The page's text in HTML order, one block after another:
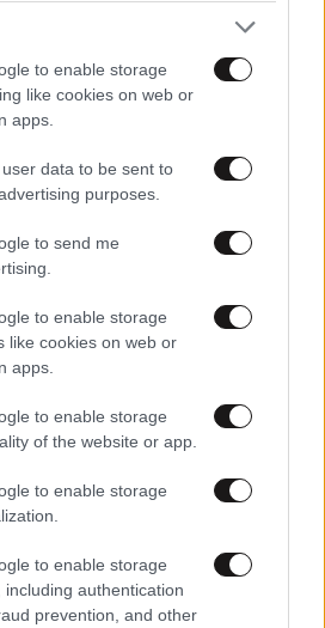
to enable storage
like cookies on web or
apps.
data to be sent to
purposes.
to send me
to enable storage
like cookies on web or
apps.
to enable storage
of the website or app.
to enable storage
to enable storage
including authentication
prevention, and other
τους κανόνες σχολιασμού